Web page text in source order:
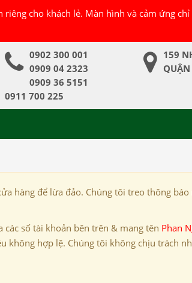
cho khách lẻ. Màn hình và cảm ứng
0902 300 001
0909 04 2323
0909 36 5151
0911 700 225
159
hàng để lừa đảo. Chúng tôi treo thông báo
số tài khoản bên trên & mang tên Phan
không hợp lệ. Chúng tôi không chịu trách